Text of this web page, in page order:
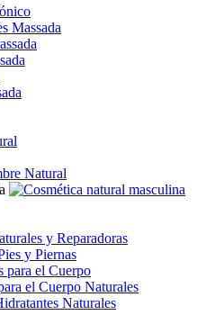
Massada
Natural
y Reparadoras
y Piernas
para el Cuerpo
el Cuerpo Naturales
Naturales